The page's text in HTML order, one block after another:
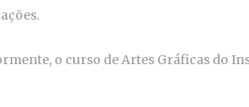
o curso de Artes Gráficas do